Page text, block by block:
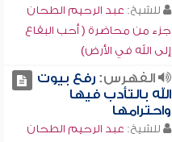
للشيخ: عبد الرحيم الطحان
جزء من محاضرة ( أحب البقاع
إلى الله في الأرض)
الفهرس:رفع بيوت
الله بالتأدب فيها
واحترامها
للشيخ: عبد الرحيم الطحان